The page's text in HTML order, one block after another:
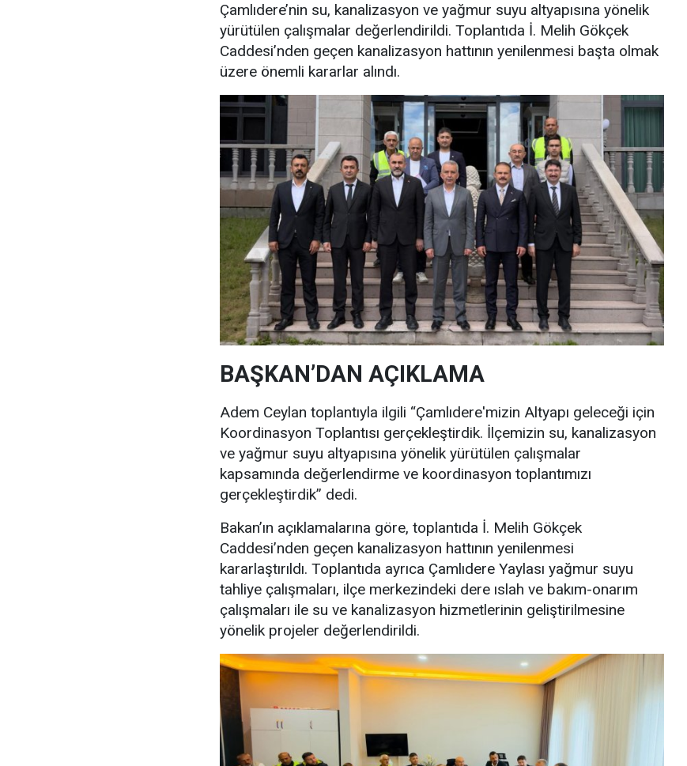
Çamlıdere’nin su, kanalizasyon ve yağmur suyu altyapısına yönelik
yürütülen çalışmalar değerlendirildi. Toplantıda İ. Melih Gökçek
Caddesi’nden geçen kanalizasyon hattının yenilenmesi başta olmak
üzere önemli kararlar alındı.
BAŞKAN’DAN AÇIKLAMA
Adem Ceylan toplantıyla ilgili “Çamlıdere'mizin Altyapı geleceği için
Koordinasyon Toplantısı gerçekleştirdik. İlçemizin su, kanalizasyon
ve yağmur suyu altyapısına yönelik yürütülen çalışmalar
kapsamında değerlendirme ve koordinasyon toplantımızı
gerçekleştirdik” dedi.
Bakan’ın açıklamalarına göre, toplantıda İ. Melih Gökçek
Caddesi’nden geçen kanalizasyon hattının yenilenmesi
kararlaştırıldı. Toplantıda ayrıca Çamlıdere Yaylası yağmur suyu
tahliye çalışmaları, ilçe merkezindeki dere ıslah ve bakım-onarım
çalışmaları ile su ve kanalizasyon hizmetlerinin geliştirilmesine
yönelik projeler değerlendirildi.